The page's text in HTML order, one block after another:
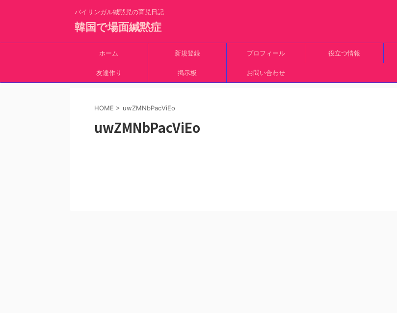
バイリンガル緘黙児の育児日記
韓国で場面緘黙症
ホーム 新規登録 プロフィール 役立つ情報
友達作り 掲示板 お問い合わせ
HOME > uwZMNbPacViEo
uwZMNbPacViEo